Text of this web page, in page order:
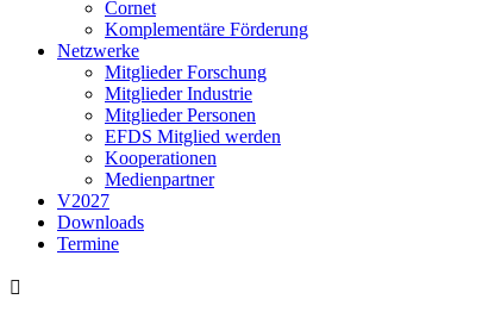
Cornet
Komplementäre Förderung
Netzwerke
Mitglieder Forschung
Mitglieder Industrie
Mitglieder Personen
EFDS Mitglied werden
Kooperationen
Medienpartner
V2027
Downloads
Termine